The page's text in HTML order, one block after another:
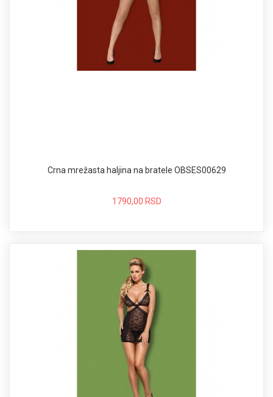
Crna mrežasta haljina na bratele OBSES00629
1790,00 RSD